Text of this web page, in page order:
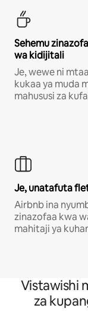
Sehemu
wa kidijitali
Je, wewe ni
kukaa ya muda
mahususi za
Je, unatafuta
Airbnb ina
zinazofaa kwa
mahitaji ya
Vistawishi
za